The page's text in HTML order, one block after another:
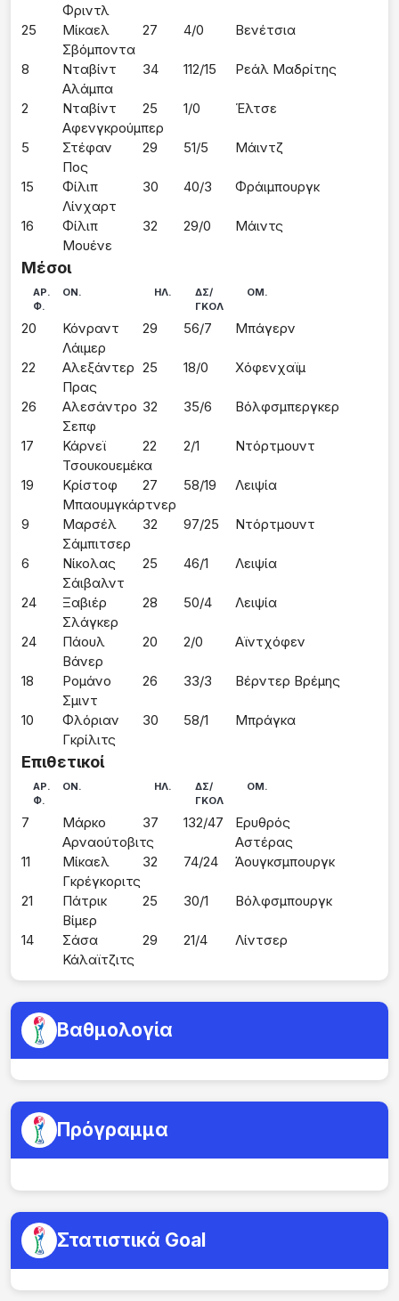
Φριντλ
25
Μίκαελ
Σβόμποντα
27 4/0 Βενέτσια
8
Νταβίντ
Αλάμπα
34 112/15 Ρεάλ Μαδρίτης
2
Νταβίντ
Αφενγκρούμπερ
25 1/0 Έλτσε
5
Στέφαν
Πος
29 51/5 Μάιντζ
15
Φίλιπ
Λίνχαρτ
30 40/3 Φράιμπουργκ
16
Φίλιπ
Μουένε
32 29/0 Μάιντς
Μέσοι
ΑΡ.
Φ.
ΟΝ. ΗΛ.
ΔΣ/
ΓΚΟΛ
ΟΜ.
20
Κόνραντ
Λάιμερ
29 56/7 Μπάγερν
22
Αλεξάντερ
Πρας
25 18/0 Χόφενχαϊμ
26
Αλεσάντρο
Σεπφ
32 35/6 Βόλφσμπεργκερ
17
Κάρνεϊ
Τσουκουεμέκα
22 2/1 Ντόρτμουντ
19
Κρίστοφ
Μπαουμγκάρτνερ
27 58/19 Λειψία
9
Μαρσέλ
Σάμπιτσερ
32 97/25 Ντόρτμουντ
6
Νίκολας
Σάιβαλντ
25 46/1 Λειψία
24
Ξαβιέρ
Σλάγκερ
28 50/4 Λειψία
24
Πάουλ
Βάνερ
20 2/0 Αϊντχόφεν
18
Ρομάνο
Σμιντ
26 33/3 Βέρντερ Βρέμης
10
Φλόριαν
Γκρίλιτς
30 58/1 Μπράγκα
Επιθετικοί
ΑΡ.
Φ.
ΟΝ. ΗΛ.
ΔΣ/
ΓΚΟΛ
ΟΜ.
7
Μάρκο
Αρναούτοβιτς
37 132/47
Ερυθρός
Αστέρας
11
Μίκαελ
Γκρέγκοριτς
32 74/24 Άουγκσμπουργκ
21
Πάτρικ
Βίμερ
25 30/1 Βόλφσμπουργκ
14
Σάσα
Κάλαϊτζιτς
29 21/4 Λίντσερ
Βαθμολογία
Πρόγραμμα
Στατιστικά Goal